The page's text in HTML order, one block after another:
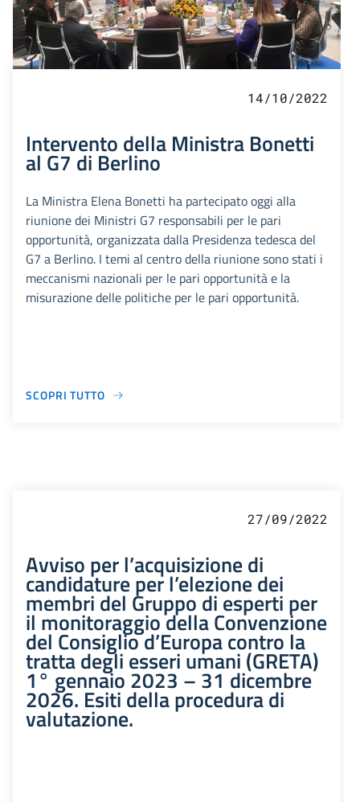
14/10/2022
Intervento della Ministra Bonetti
al G7 di Berlino
La Ministra Elena Bonetti ha partecipato oggi alla
riunione dei Ministri G7 responsabili per le pari
opportunità, organizzata dalla Presidenza tedesca del
G7 a Berlino. I temi al centro della riunione sono stati i
meccanismi nazionali per le pari opportunità e la
misurazione delle politiche per le pari opportunità.
SCOPRI TUTTO
27/09/2022
Avviso per l’acquisizione di
candidature per l’elezione dei
membri del Gruppo di esperti per
il monitoraggio della Convenzione
del Consiglio d’Europa contro la
tratta degli esseri umani (GRETA)
1° gennaio 2023 – 31 dicembre
2026. Esiti della procedura di
valutazione.